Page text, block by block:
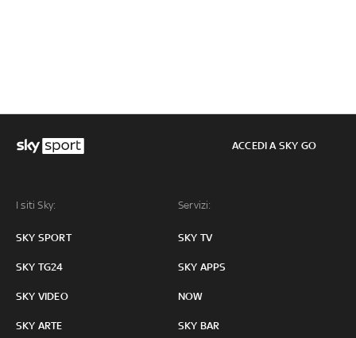
I siti Sky:
SKY SPORT
SKY TG24
SKY VIDEO
SKY ARTE
Servizi:
SKY TV
SKY APPS
NOW
SKY BAR
ACCEDI A SKY GO